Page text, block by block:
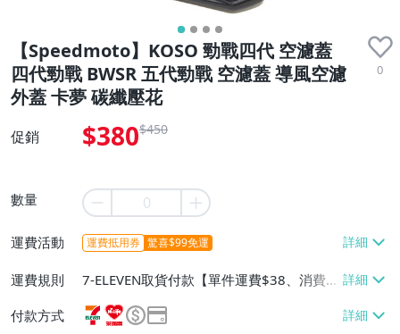
【Speedmoto】KOSO 勁戰四代 空濾蓋
四代勁戰 BWSR 五代勁戰 空濾蓋 導風空濾
外蓋 卡夢 碳纖壓花
0
促銷 $380$450
數量
運費活動 運費抵用券 驚喜$99免運
運費規則
7-ELEVEN取貨付款【單件運費$38、消費滿
$5000免運費】、萊爾富取貨付款【單件運
費$60、消費滿$5000免運費】、宅配/貨運
付款方式